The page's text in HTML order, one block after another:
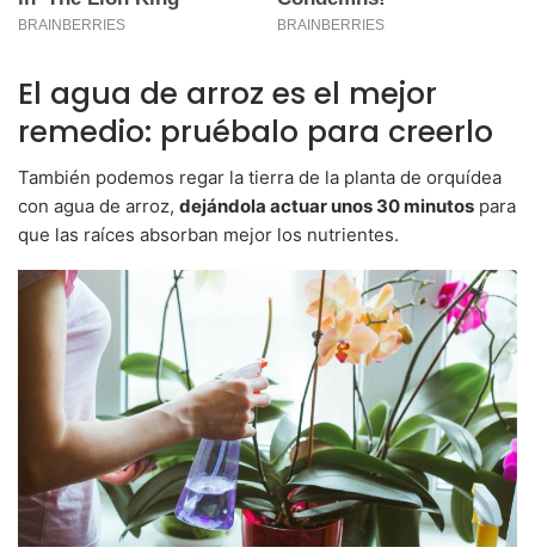
El agua de arroz es el mejor
remedio: pruébalo para creerlo
También podemos regar la tierra de la planta de orquídea
con agua de arroz, dejándola actuar unos 30 minutos para
que las raíces absorban mejor los nutrientes.